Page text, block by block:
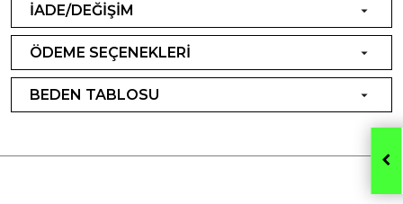
İADE/DEĞİŞİM
ÖDEME SEÇENEKLERİ
BEDEN TABLOSU